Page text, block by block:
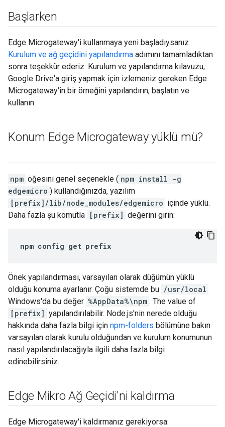
Başlarken
Edge Microgateway'i kullanmaya yeni başladıysanız
Kurulum ve ağ geçidini yapılandırma adımını tamamladıktan
sonra teşekkür ederiz. Kurulum ve yapılandırma kılavuzu,
Google Drive'a giriş yapmak için izlemeniz gereken Edge
Microgateway'in bir örneğini yapılandırın, başlatın ve
kullanın.
Konum Edge Microgateway yüklü mü?
npm öğesini genel seçenekle ( npm install -g
edgemicro ) kullandığınızda, yazılım
[prefix]/lib/node_modules/edgemicro içinde yüklü.
Daha fazla şu komutla [prefix] değerini girin:
npm config get prefix
Önek yapılandırması, varsayılan olarak düğümün yüklü
olduğu konuma ayarlanır. Çoğu sistemde bu /usr/local
Windows'da bu değer %AppData%\npm . The value of
[prefix] yapılandırılabilir. Node.js'nin nerede olduğu
hakkında daha fazla bilgi için npm-folders bölümüne bakın
varsayılan olarak kurulu olduğundan ve kurulum konumunun
nasıl yapılandırılacağıyla ilgili daha fazla bilgi
edinebilirsiniz.
Edge Mikro Ağ Geçidi'ni kaldırma
Edge Microgateway'i kaldırmanız gerekiyorsa: